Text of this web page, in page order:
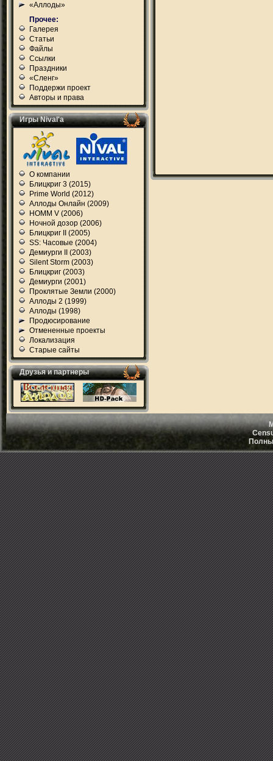
«Аллоды»
Прочее:
Галерея
Статьи
Файлы
Ссылки
Праздники
«Сленг»
Поддержи проект
Авторы и права
Игры Nival'а
О компании
Блицкриг 3 (2015)
Prime World (2012)
Аллоды Онлайн (2009)
HOMM V (2006)
Ночной дозор (2006)
Блицкриг II (2005)
SS: Часовые (2004)
Демиурги II (2003)
Silent Storm (2003)
Блицкриг (2003)
Демиурги (2001)
Проклятые Земли (2000)
Аллоды 2 (1999)
Аллоды (1998)
Продюсирование
Отмененные проекты
Локализация
Старые сайты
Друзья и партнеры